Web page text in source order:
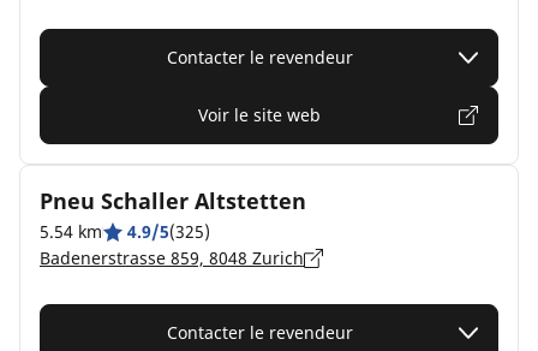
Contacter le revendeur
Voir le site web
Pneu Schaller Altstetten
5.54 km 4.9/5(325)
Badenerstrasse 859, 8048 Zurich
Contacter le revendeur